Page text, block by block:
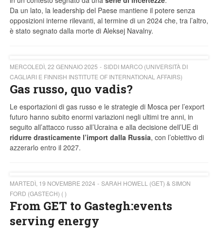
Da un lato, la leadership del Paese mantiene il potere senza
opposizioni interne rilevanti, al termine di un 2024 che, tra l’altro,
è stato segnato dalla morte di Aleksej Navalny.
MERCOLEDÌ, 22 GENNAIO 2025
SIDDI MARCO (UNIVERSITÀ DI
CAGLIARI E FINNISH INSTITUTE OF INTERNATIONAL AFFAIRS)
Gas russo, quo vadis?
Le esportazioni di gas russo e le strategie di Mosca per l’export
futuro hanno subito enormi variazioni negli ultimi tre anni, in
seguito all’attacco russo all’Ucraina e alla decisione dell’UE di
ridurre drasticamente l’import dalla Russia, con l’obiettivo di
azzerarlo entro il 2027.
MARTEDÌ, 19 NOVEMBRE 2024
SARAH HOWELL (GET) & SIMON
FORD (GASTECH) ( )
From GET to Gastegh:events
serving energy